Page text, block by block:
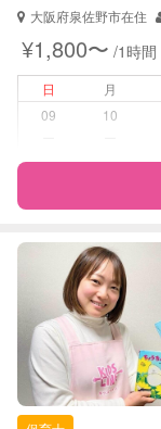
対応可能/特徴
病児対応
定期予約
お子様の撮影
（定期特典）
大阪府泉佐野市在住
¥1,800〜 /1時間
日 月
09
10
特徴 料金
サポートの特徴
資格